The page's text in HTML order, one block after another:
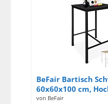
BeFair Bartisch
60x60x100 cm,
Fußstütze,
von BeFair